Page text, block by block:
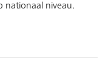
nationaal niveau.